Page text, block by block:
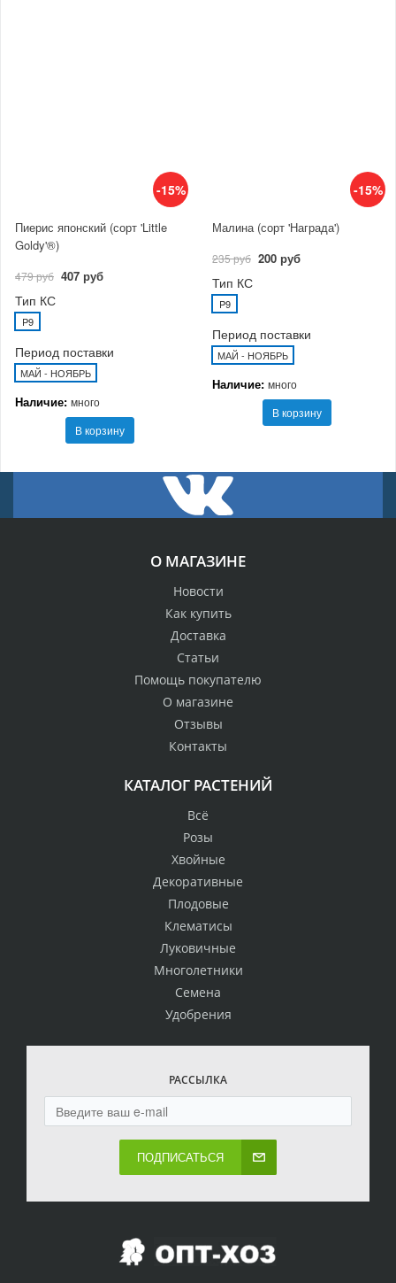
-15%
Пиерис японский (сорт 'Little
Goldy'®)
479 руб 407 руб
Тип КС
P9
Период поставки
МАЙ - НОЯБРЬ
Наличие: много
В корзину
-15%
Малина (сорт 'Награда')
235 руб 200 руб
Тип КС
P9
Период поставки
МАЙ - НОЯБРЬ
Наличие: много
В корзину
О МАГАЗИНЕ
Новости
Как купить
Доставка
Статьи
Помощь покупателю
О магазине
Отзывы
Контакты
КАТАЛОГ РАСТЕНИЙ
Всё
Розы
Хвойные
Декоративные
Плодовые
Клематисы
Луковичные
Многолетники
Семена
Удобрения
РАССЫЛКА
ПОДПИСАТЬСЯ